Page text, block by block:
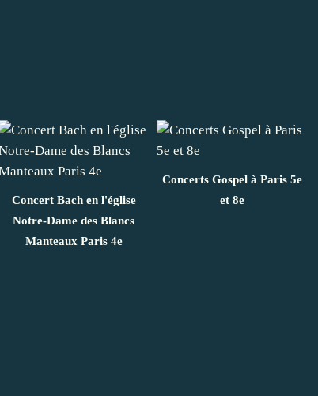
Concert Bach en l'église
Notre-Dame des Blancs
Manteaux Paris 4e
Concerts Gospel à Paris 5e
et 8e